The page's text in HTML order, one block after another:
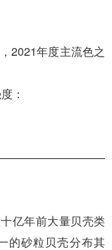
2021年度主流色之
：
亿年前大量贝壳类
的砂粒贝壳分布其